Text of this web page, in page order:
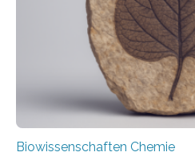
Funktionsfähigkeit der
Studie wurde am 28. Oktober
Fachzeitschrift…
Biowissenschaften Chemie